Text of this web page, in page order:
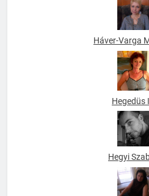
Háver-Varga
Hegedüs
Hegyi